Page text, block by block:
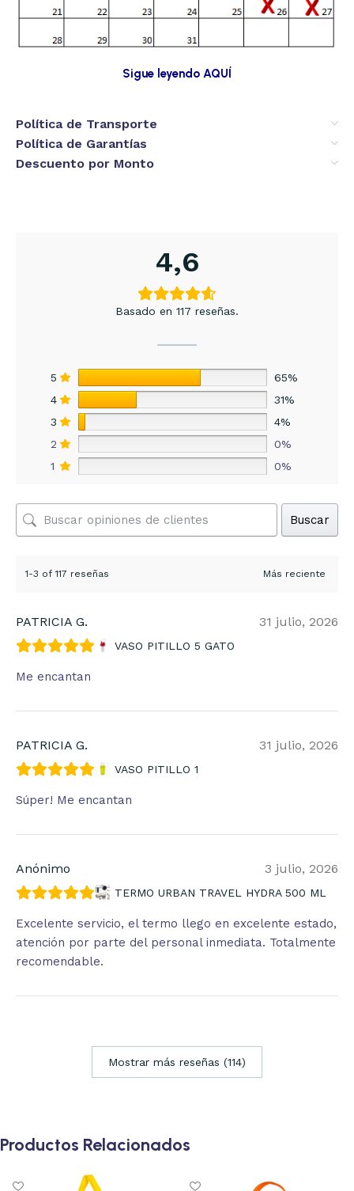
Sigue leyendo AQUÍ
Política de Transporte
Política de Garantías
Descuento por Monto
4,6
Basado en 117 reseñas.
5
65%
4
31%
3
4%
2
0%
1
0%
Buscar
1-3 of 117 reseñas
PATRICIA G. 31 julio, 2026
VASO PITILLO 5 GATO
Me encantan
PATRICIA G. 31 julio, 2026
VASO PITILLO 1
Súper! Me encantan
Anónimo 3 julio, 2026
TERMO URBAN TRAVEL HYDRA 500 ML
Excelente servicio, el termo llego en excelente estado,
atención por parte del personal inmediata. Totalmente
recomendable.
Mostrar más reseñas (114)
Productos Relacionados